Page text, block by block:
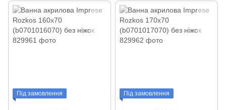
Під замовлення Під замовлення